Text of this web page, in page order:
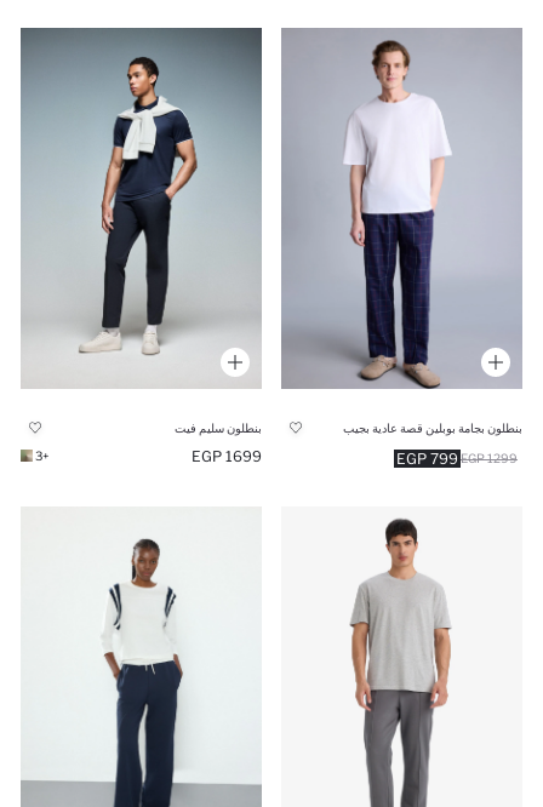
بنطلون بجامة بوبلين قصة عادية بجيب
799 EGP 1299 EGP
بنطلون سليم فيت
1699 EGP
+3